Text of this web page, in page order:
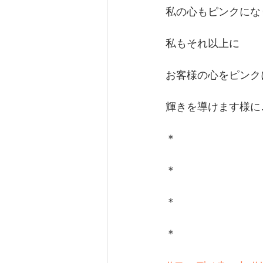
私の心もピンクにな
私もそれ以上に
お客様の心をピン
輝きを導けます様
＊
＊
＊
＊